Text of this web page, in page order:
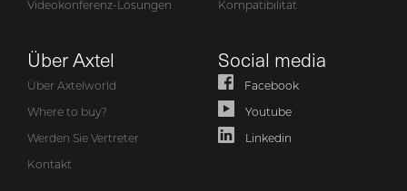
Videokonferenz-Lösungen Kompatibilität
Über Axtel
Über Axtelworld
Where to buy?
Werden Sie Vertreter
Kontakt
Social media
Facebook
Youtube
Linkedin